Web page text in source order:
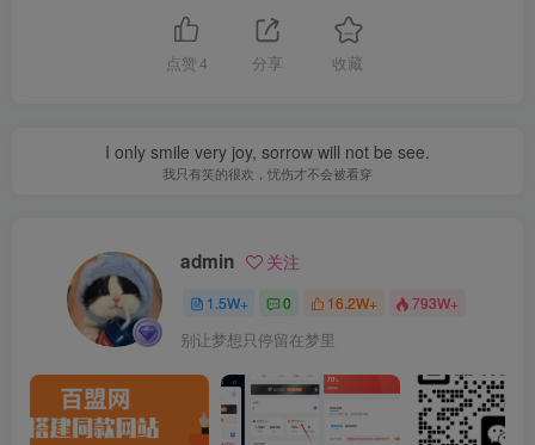
点赞 4 分享 收藏
I only smile very joy, sorrow will not be see.
我只有笑的很欢，忧伤才不会被看穿
admin 关注
1.5W+ 0 16.2W+ 793W+
别让梦想只停留在梦里